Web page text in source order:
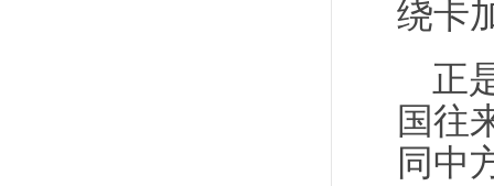
绕卡
正
国往
同中